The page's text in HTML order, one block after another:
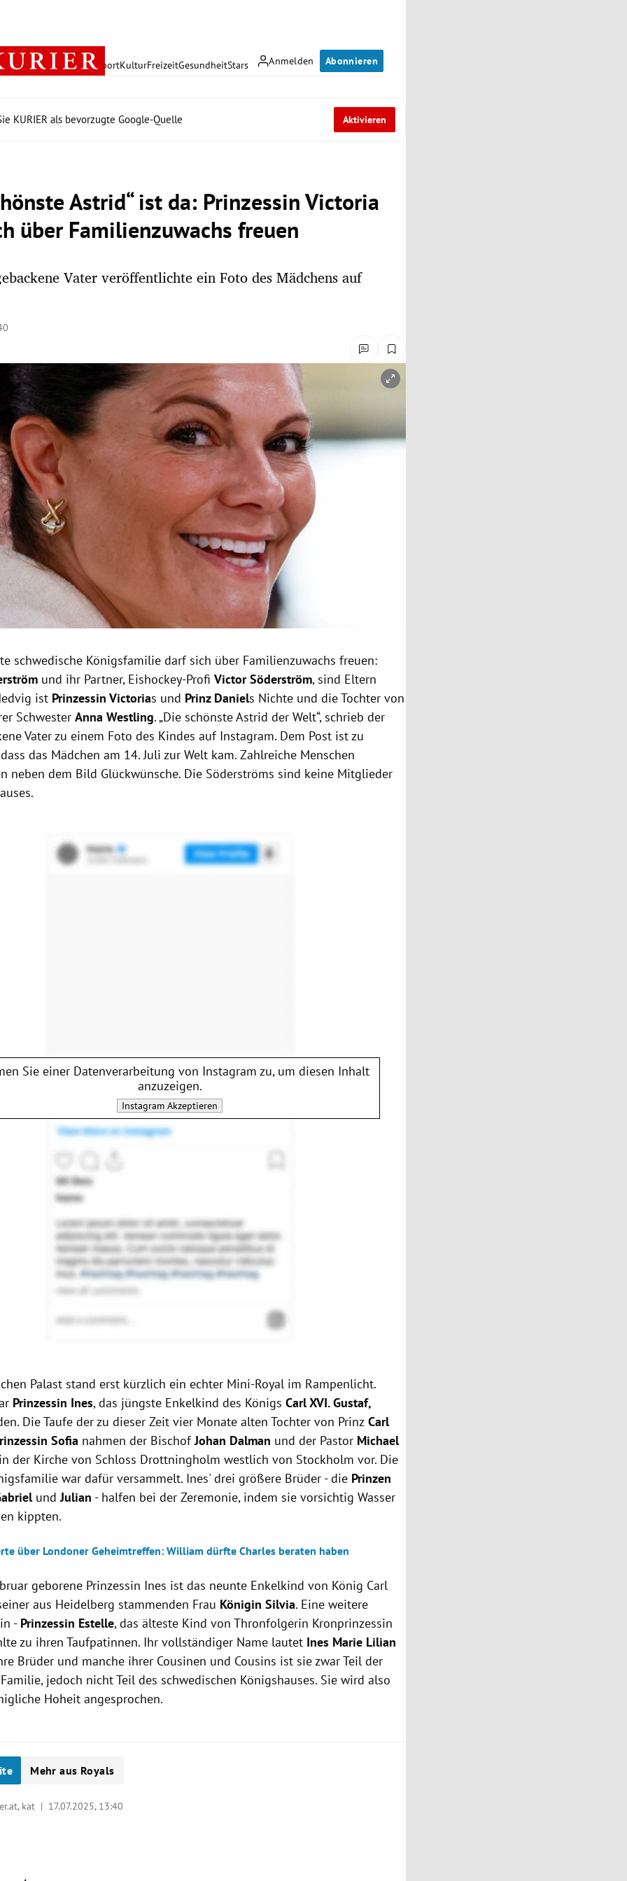
Anmelden Abonnieren
PolitikWirtschaft SportKulturFreizeitGesundheitStars
KURIER als bevorzugte Google-Quelle Aktivieren
Astrid“ ist da: Prinzessin Victoria
über Familienzuwachs freuen
Vater veröffentlichte ein Foto des Mädchens auf
öffnen/schließen
schwedische Königsfamilie darf sich über Familienzuwachs freuen:
und ihr Partner, Eishockey-ProfiVictor Söderström, sind Eltern
ist Prinzessin Victorias und Prinz Daniels Nichte unddie Tochter von
SchwesterAnna Westling.„Die schönste Astrid der Welt“, schrieb der
Vater zu einem Foto des Kindes auf Instagram. Dem Post ist zu
das Mädchen am 14. Juli zur Welt kam. Zahlreiche Menschen
neben dem Bild Glückwünsche. Die Söderströms sind keine Mitglieder
Sie einer Datenverarbeitung von Instagram zu, um diesen Inhalt
anzuzeigen.
Instagram Akzeptieren
Palast stand erst kürzlich ein echter Mini-Royal im Rampenlicht.
Prinzessin Ines, das jüngste Enkelkind des KönigsCarl XVI. Gustaf,
Die Taufe der zu dieser Zeit vier Monate alten Tochter von Prinz Carl
Sofia nahmen der BischofJohan Dalman und der Pastor Michael
in der Kirche von Schloss Drottningholm westlich von Stockholm vor. Die
war dafür versammelt. Ines' drei größere Brüder - die Prinzen
undJulian - halfen bei der Zeremonie, indem sie vorsichtig Wasser
kippten.
über Londoner Geheimtreffen: William dürfte Charles beraten haben
geborene Prinzessin Ines ist das neunte Enkelkind von König Carl
aus Heidelberg stammenden Frau Königin Silvia. Eine weitere
- Prinzessin Estelle, das älteste Kind von Thronfolgerin Kronprinzessin
zu ihren Taufpatinnen. Ihr vollständiger Name lautet Ines Marie Lilian
Brüder und manche ihrer Cousinen und Cousins ist sie zwar Teil der
jedoch nicht Teil des schwedischen Königshauses. Sie wird also
Hoheit angesprochen.
Mehr aus Royals
kat | 17.07.2025, 13:40